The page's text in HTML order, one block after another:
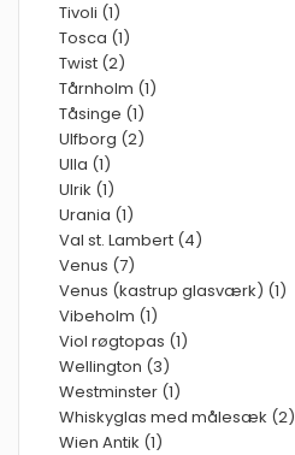
Tivoli (1)
Tosca (1)
Twist (2)
Tårnholm (1)
Tåsinge (1)
Ulfborg (2)
Ulla (1)
Ulrik (1)
Urania (1)
Val st. Lambert (4)
Venus (7)
Venus (kastrup glasværk) (1)
Vibeholm (1)
Viol røgtopas (1)
Wellington (3)
Westminster (1)
Whiskyglas med målesæk (2)
Wien Antik (1)